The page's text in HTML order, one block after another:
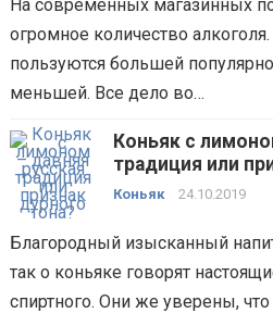
На современных магазинных
огромное количество
пользуются большей
меньшей. Все дело во…
Коньяк с
традиция или
Коньяк 24.10.2019
Благородный изысканный
так о коньяке говорят
спиртного. Они же уверены,